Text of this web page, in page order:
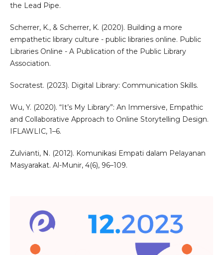
the Lead Pipe.
Scherrer, K., & Scherrer, K. (2020). Building a more
empathetic library culture - public libraries online. Public
Libraries Online - A Publication of the Public Library
Association.
Socratest. (2023). Digital Library: Communication Skills.
Wu, Y. (2020). “It’s My Library”: An Immersive, Empathic
and Collaborative Approach to Online Storytelling Design.
IFLAWLIC, 1–6.
Zulvianti, N. (2012). Komunikasi Empati dalam Pelayanan
Masyarakat. Al-Munir, 4(6), 96–109.